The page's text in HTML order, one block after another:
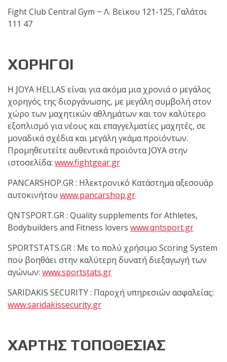
Fight Club Central Gym ~ Λ. Βεϊκου 121-125, Γαλάτσι
111 47
ΧΟΡΗΓΟΙ
Η JOYA HELLAS είναι για ακόμα μια χρονιά ο μεγάλος
χορηγός της διοργάνωσης, με μεγάλη συμβολή στον
χώρο των μαχητικών αθλημάτων και τον καλύτερο
εξοπλισμό για νέους και επαγγελματίες μαχητές, σε
μοναδικά σχέδια και μεγάλη γκάμα προϊόντων.
Προμηθευτείτε αυθεντικά προϊόντα JOYA στην
ιστοσελίδα: www.fightgear.gr
PANCARSHOP.GR : Ηλεκτρονικό Κατάστημα αξεσουάρ
αυτοκινήτου www.pancarshop.gr
QNTSPORT.GR : Quality supplements for Athletes,
Bodybuilders and Fitness lovers www.qntsport.gr
SPORTSTATS.GR : Με το πολύ χρήσιμο Scoring System
που βοηθάει στην καλύτερη δυνατή διεξαγωγή των
αγώνων: www.sportstats.gr
SARIDAKIS SECURITY : Παροχή υπηρεσιών ασφαλείας:
www.saridakissecurity.gr
ΧΑΡΤΗΣ ΤΟΠΟΘΕΣΙΑΣ